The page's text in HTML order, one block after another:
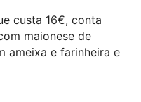
custa 16€, conta
maionese de
ameixa e farinheira e